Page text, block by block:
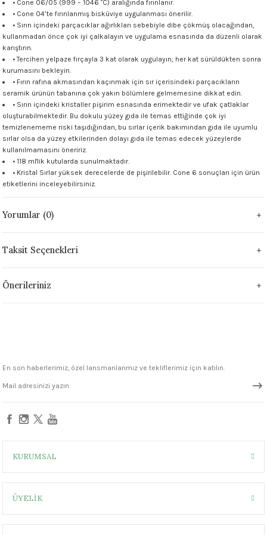
Stoneware Flux
1305 °C
- 1222 °C
- 1046 °C
°C
1046 °C
- 1046 °C
°C
°C
• Cone 06/05 (999 – 1046 °C) aralığında fırınlanır.
• Cone 04’te fırınlanmış bisküviye uygulanması önerilir.
• Sırın içindeki parçacıklar ağırlıkları sebebiyle dibe çökmüş olacağından,
kullanmadan önce çok iyi çalkalayın ve uygulama esnasında da düzenli olarak
karıştırın.
• Tercihen yelpaze fırçayla 3 kat olarak uygulayın; her kat sürüldükten sonra
kurumasını bekleyin.
• Fırın rafına akmasından kaçınmak için sır içerisindeki parçacıkların
seramik ürünün tabanına çok yakın bölümlere gelmemesine dikkat edin.
• Sırın içindeki kristaller pişirim esnasında erimektedir ve ufak çatlaklar
oluşturabilmektedir. Bu dokulu yüzey gıda ile temas ettiğinde çok iyi
temizlenememe riski taşıdığından, bu sırlar içerik bakımından gıda ile uyumlu
sırlar olsa da yüzey etkilerinden dolayı gıda ile temas edecek yüzeylerde
kullanılmamasını öneririz.
• 118 ml'lik kutularda sunulmaktadır.
• Kristal Sırlar yüksek derecelerde de pişirilebilir. Cone 6 sonuçları için ürün
etiketlerini inceleyebilirsiniz.
Yorumlar (0)
Taksit Seçenekleri
Önerileriniz
En son haberlerimiz, özel lansmanlarımız ve tekliflerimiz için katılın.
KURUMSAL
ÜYELİK